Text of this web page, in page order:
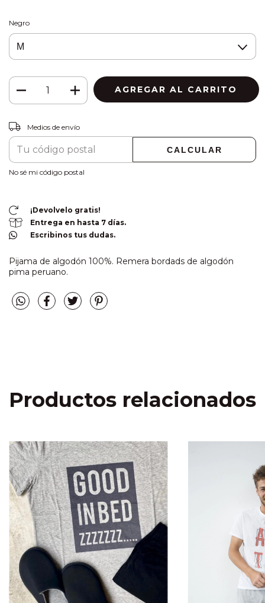
Negro
Entregas para el CP:
Medios de envío
CALCULAR
No sé mi código postal
¡Devolvelo gratis!
Entrega en hasta 7 días.
Escribinos tus dudas.
Pijama de algodón 100%. Remera bordads de algodón
pima peruano.
Productos relacionados